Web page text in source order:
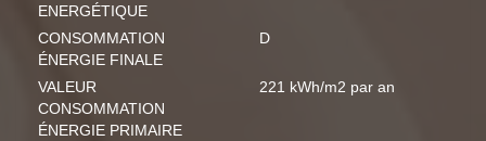
ENERGÉTIQUE
CONSOMMATION
ÉNERGIE FINALE
D
VALEUR
CONSOMMATION
ÉNERGIE PRIMAIRE
221 kWh/m2 par an